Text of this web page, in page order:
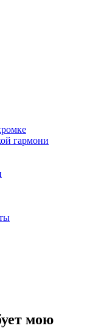
гармони
мою